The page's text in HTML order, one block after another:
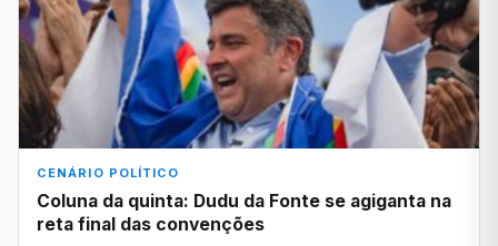
CENÁRIO POLÍTICO
Coluna da quinta: Dudu da Fonte se agiganta na
reta final das convenções